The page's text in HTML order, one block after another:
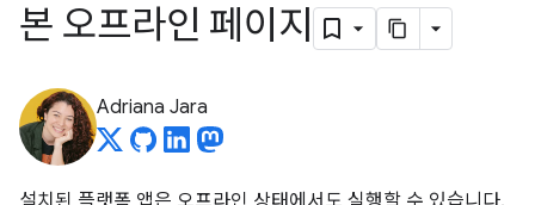
본 오프라인 페이지
Adriana Jara